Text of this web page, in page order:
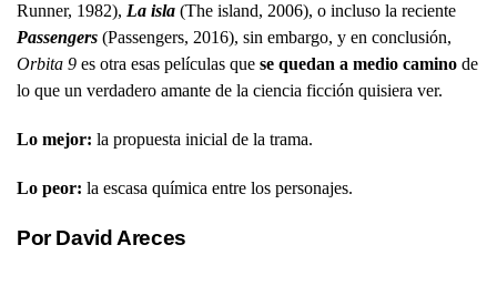
Runner, 1982), La isla (The island, 2006), o incluso la reciente
Passengers (Passengers, 2016), sin embargo, y en conclusión,
Orbita 9 es otra esas películas que se quedan a medio camino de
lo que un verdadero amante de la ciencia ficción quisiera ver.
Lo mejor: la propuesta inicial de la trama.
Lo peor: la escasa química entre los personajes.
Por David Areces